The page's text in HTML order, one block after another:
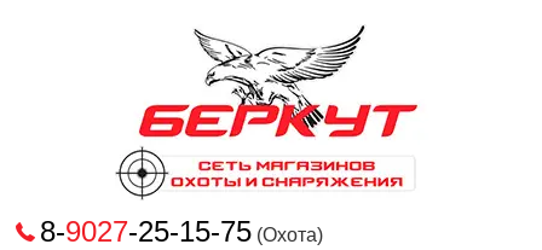
8-9027-25-15-75 (Охота)